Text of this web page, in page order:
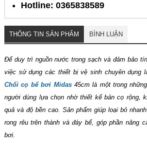
Hotline: 0365838589
THÔNG TIN SẢN PHẨM BÌNH LUẬN
Để duy trì nguồn nước trong sạch và đảm bảo
việc sử dụng các thiết bị vệ sinh chuyên dụng
Chổi cọ bể bơi Midas45cm là một trong
người dùng lựa chọn nhờ thiết kế bản cọ rộng,
quả và độ bền cao. Sản phẩm giúp loại bỏ
rong rêu trên thành và đáy bể, góp phần nâng
bơi.